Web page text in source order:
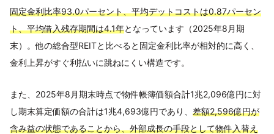
固定金利比率93.0パーセント、平均デットコストは0.87パーセン
ト、平均借入残存期間は4.1年となっています（2025年8月期
末）。他の総合型REITと比べると固定金利比率が相対的に高く、
金利上昇がすぐ利払いに跳ねにくい構造です。
また、2025年8月期末時点で物件帳簿価額合計1兆2,096億円に対
し期末算定価額の合計は1兆4,693億円であり、 差額2,596億円が
含み益の状態であることから、外部成長の手段として物件入替え